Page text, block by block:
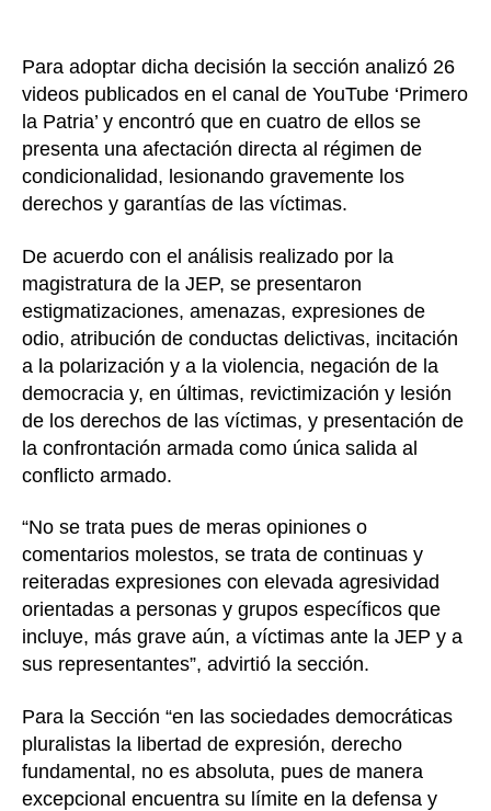
Para adoptar dicha decisión la sección analizó 26
videos publicados en el canal de YouTube ‘Primero
la Patria’ y encontró que en cuatro de ellos se
presenta una afectación directa al régimen de
condicionalidad, lesionando gravemente los
derechos y garantías de las víctimas.
De acuerdo con el análisis realizado por la
magistratura de la JEP, se presentaron
estigmatizaciones, amenazas, expresiones de
odio, atribución de conductas delictivas, incitación
a la polarización y a la violencia, negación de la
democracia y, en últimas, revictimización y lesión
de los derechos de las víctimas, y presentación de
la confrontación armada como única salida al
conflicto armado.
“No se trata pues de meras opiniones o
comentarios molestos, se trata de continuas y
reiteradas expresiones con elevada agresividad
orientadas a personas y grupos específicos que
incluye, más grave aún, a víctimas ante la JEP y a
sus representantes”, advirtió la sección.
Para la Sección “en las sociedades democráticas
pluralistas la libertad de expresión, derecho
fundamental, no es absoluta, pues de manera
excepcional encuentra su límite en la defensa y